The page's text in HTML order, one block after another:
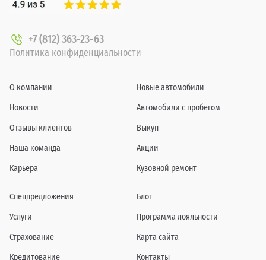
+7 (812) 363-23-63
Политика конфиденциальности
О компании
Новости
Отзывы клиентов
Наша команда
Карьера
Новые автомобили
Автомобили с пробегом
Выкуп
Акции
Кузовной ремонт
Спецпредложения
Услуги
Страхование
Кредитование
Блог
Программа лояльности
Карта сайта
Контакты